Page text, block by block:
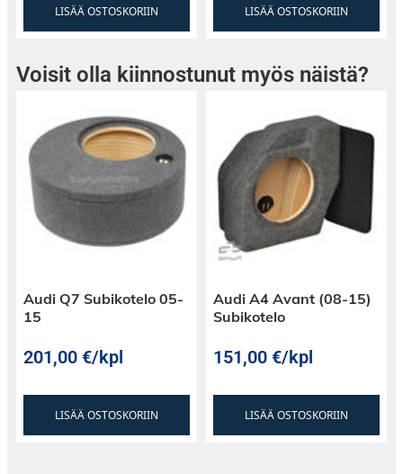
LISÄÄ OSTOSKORIIN LISÄÄ OSTOSKORIIN
Voisit olla kiinnostunut myös näistä?
Audi Q7 Subikotelo 05-
15
201,00€/kpl
LISÄÄ OSTOSKORIIN
Audi A4 Avant (08-15)
Subikotelo
151,00€/kpl
LISÄÄ OSTOSKORIIN